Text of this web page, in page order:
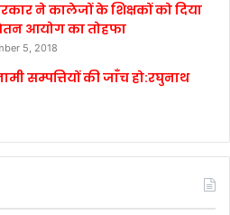
ने कालेजों के शिक्षकों को दिया
आयोग का तोहफा
5, 2018
सम्पत्तियों की जाँच हो:रघुनाथ